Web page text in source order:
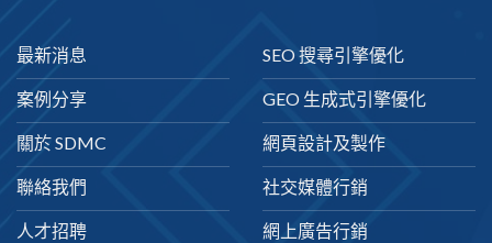
最新消息
案例分享
關於 SDMC
聯絡我們
人才招聘
SEO 搜尋引擎優化
GEO 生成式引擎優化
網頁設計及製作
社交媒體行銷
網上廣告行銷